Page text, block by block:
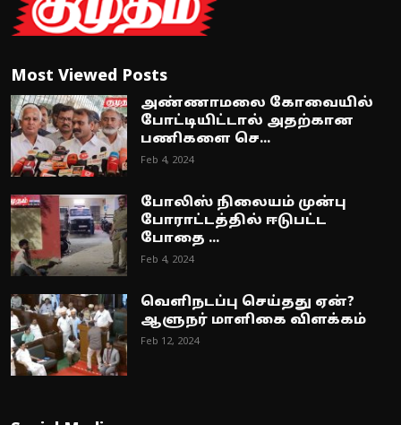
Most Viewed Posts
அண்ணாமலை கோவையில்
போட்டியிட்டால் அதற்கான
பணிகளை செ...
Feb 4, 2024
போலிஸ் நிலையம் முன்பு
போராட்டத்தில் ஈடுபட்ட
போதை ...
Feb 4, 2024
வெளிநடப்பு செய்தது ஏன்?
ஆளுநர் மாளிகை விளக்கம்
Feb 12, 2024